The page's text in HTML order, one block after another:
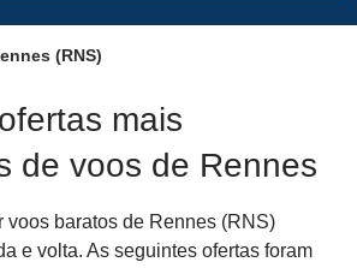
(RNS)
mais
de voos de Rennes
voos baratos de Rennes (RNS)
e volta. As seguintes ofertas foram